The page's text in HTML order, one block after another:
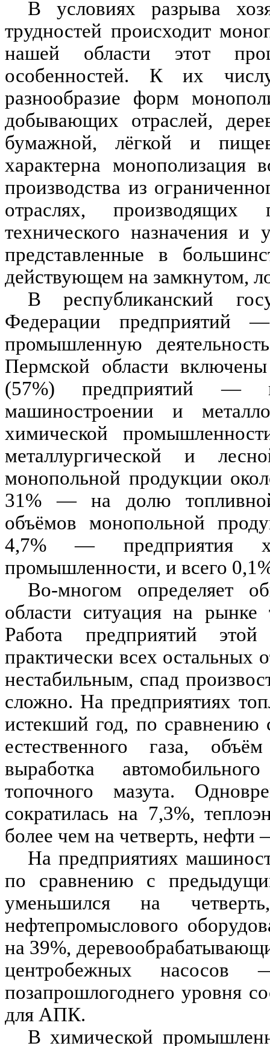
В условиях разрыва
трудностей происходит
нашей области этот
особенностей. К их
разнообразие форм
добывающих отраслей,
бумажной, лёгкой и
характерна монополизация
производства из
отраслях,
технического назначения и
представленные в
действующем на замкнутом,
В республиканский
Федерации предприятий
промышленную
Пермской области
(57%) предприятий —
машиностроении и
химической
металлургической и
монопольной продукции
31% — на долю
объёмов монопольной
4,7% — предприятия
промышленности, и всего
Во-многом определяет
области ситуация на рынке
Работа предприятий
практически всех остальных
нестабильным, спад
сложно. На предприятиях
истекший год, по
естественного газа,
выработка
топочного мазута.
сократилась на 7,3%,
более чем на четверть, нефти
На предприятиях
по сравнению с
уменьшился на
нефтепромыслового
на 39%,
центробежных
позапрошлогоднего уровня
для АПК.
В химической